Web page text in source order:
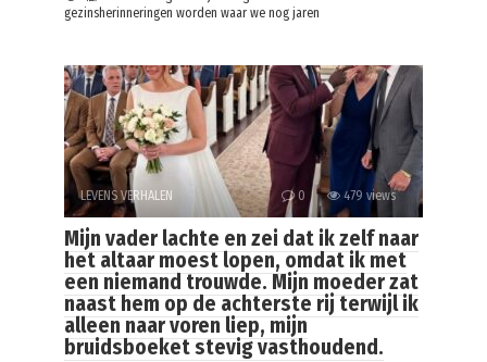
gezinsherinneringen worden waar we nog jaren
LEVENS VERHALEN 0 479 views
Mijn vader lachte en zei dat ik zelf naar
het altaar moest lopen, omdat ik met
een niemand trouwde. Mijn moeder zat
naast hem op de achterste rij terwijl ik
alleen naar voren liep, mijn
bruidsboeket stevig vasthoudend.